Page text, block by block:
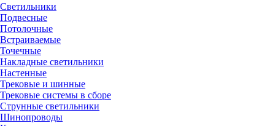
Светильники
Подвесные
Потолочные
Встраиваемые
Точечные
Накладные светильники
Настенные
Трековые и шинные
Трековые системы в сборе
Струнные светильники
Шинопроводы